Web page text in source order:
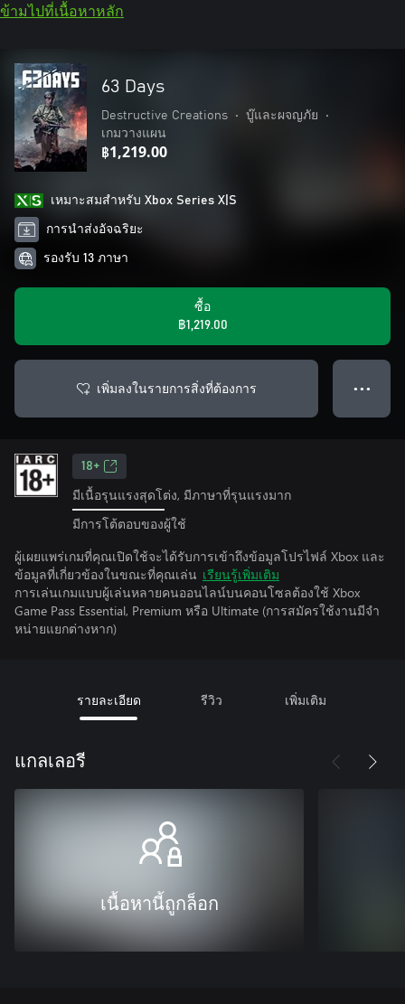
ข้ามไปที่เนื้อหาหลัก
63 Days
Destructive Creations • บู๊และผจญภัย
•
เกมวางแผน
฿1,219.00
เหมาะสมสําหรับ Xbox Series X|S
การนำส่งอัจฉริยะ
รองรับ 13 ภาษา
ซื้อ
฿1,219.00
เพิ่มลงในรายการสิ่งที่ต้องการ ● ● ●
18+
มีเนื้อรุนแรงสุดโต่ง, มีภาษาที่รุนแรงมาก
มีการโต้ตอบของผู้ใช้
ผู้เผยแพร่เกมที่คุณเปิดใช้จะได้รับการเข้าถึงข้อมูลโปรไฟล์ Xbox และ
ข้อมูลที่เกี่ยวข้องในขณะที่คุณเล่น เรียนรู้เพิ่มเติม
การเล่นเกมแบบผู้เล่นหลายคนออนไลน์บนคอนโซลต้องใช้ Xbox
Game Pass Essential, Premium หรือ Ultimate (การสมัครใช้งานมีจํา
หน่ายแยกต่างหาก)
รายละเอียด รีวิว เพิ่มเติม
แกลเลอรี
เนื้อหานี้ถูกล็อก